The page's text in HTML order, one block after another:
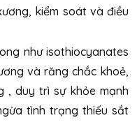
kiểm soát và điều
như isothiocyanates
và răng chắc khoẻ,
, duy trì sự khỏe mạnh
tình trạng thiếu sắt